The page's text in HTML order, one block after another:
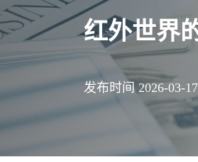
红外世界
发布时间 2026-03-17